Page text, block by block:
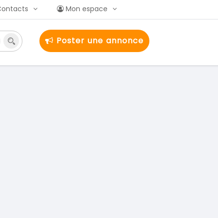
Mon espace
Poster une annonce